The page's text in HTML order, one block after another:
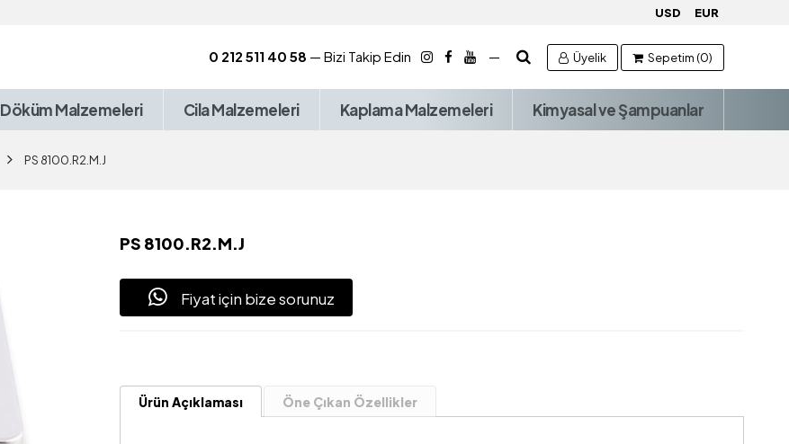
USD EUR
0 212 511 40 58 — Bizi Takip Edin — Üyelik Sepetim (0)
Döküm Malzemeleri Cila Malzemeleri Kaplama Malzemeleri Kimyasal ve Şampuanlar
PS 8100.R2.M.J
PS 8100.R2.M.J
Fiyat için bize sorunuz
Ürün Açıklaması Öne Çıkan Özellikler